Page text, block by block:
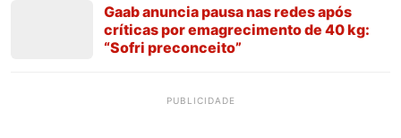
Gaab anuncia pausa nas redes após
críticas por emagrecimento de 40 kg:
“Sofri preconceito”
PUBLICIDADE